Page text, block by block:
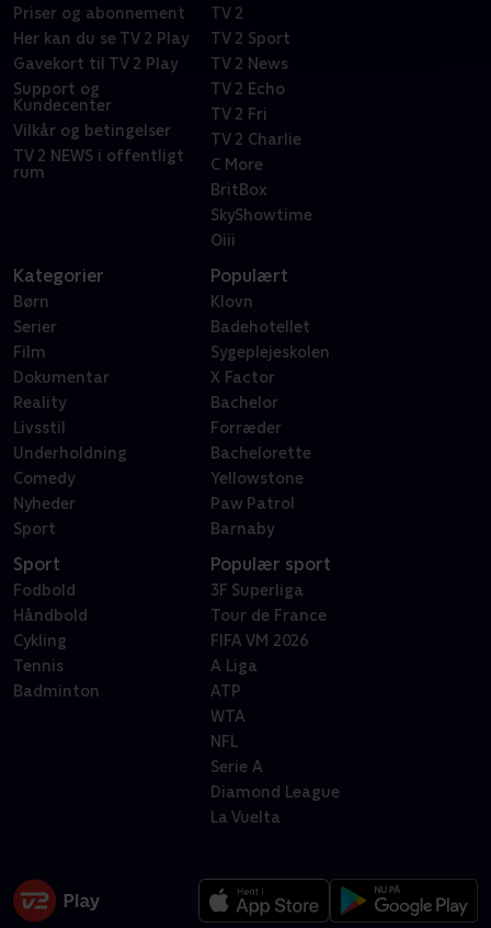
Priser og abonnement
Her kan du se TV 2 Play
Gavekort til TV 2 Play
Support og
Kundecenter
Vilkår og betingelser
TV 2 NEWS i offentligt
rum
TV 2
TV 2 Sport
TV 2 News
TV 2 Echo
TV 2 Fri
TV 2 Charlie
C More
BritBox
SkyShowtime
Oiii
Kategorier
Børn
Serier
Film
Dokumentar
Reality
Livsstil
Underholdning
Comedy
Nyheder
Sport
Populært
Klovn
Badehotellet
Sygeplejeskolen
X Factor
Bachelor
Forræder
Bachelorette
Yellowstone
Paw Patrol
Barnaby
Sport
Fodbold
Håndbold
Cykling
Tennis
Badminton
Populær sport
3F Superliga
Tour de France
FIFA VM 2026
A Liga
ATP
WTA
NFL
Serie A
Diamond League
La Vuelta